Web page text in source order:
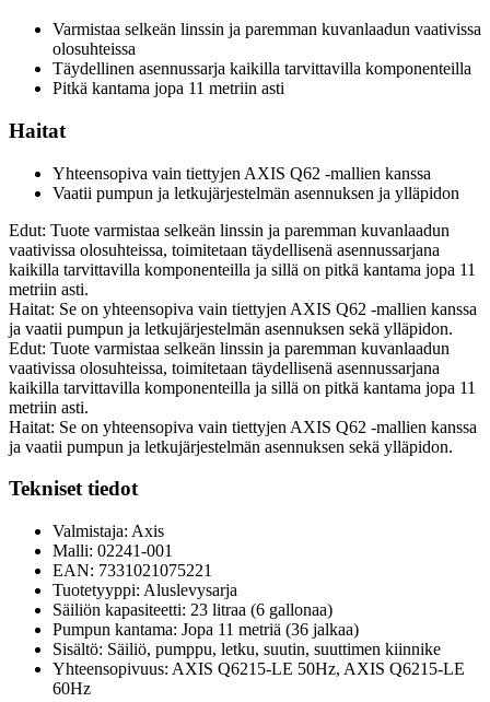
Varmistaa selkeän linssin ja paremman kuvanlaadun vaativissa
olosuhteissa
Täydellinen asennussarja kaikilla tarvittavilla komponenteilla
Pitkä kantama jopa 11 metriin asti
Haitat
Yhteensopiva vain tiettyjen AXIS Q62 -mallien kanssa
Vaatii pumpun ja letkujärjestelmän asennuksen ja ylläpidon
Edut: Tuote varmistaa selkeän linssin ja paremman kuvanlaadun
vaativissa olosuhteissa, toimitetaan täydellisenä asennussarjana
kaikilla tarvittavilla komponenteilla ja sillä on pitkä kantama jopa 11
metriin asti.
Haitat: Se on yhteensopiva vain tiettyjen AXIS Q62 -mallien kanssa
ja vaatii pumpun ja letkujärjestelmän asennuksen sekä ylläpidon.
Edut: Tuote varmistaa selkeän linssin ja paremman kuvanlaadun
vaativissa olosuhteissa, toimitetaan täydellisenä asennussarjana
kaikilla tarvittavilla komponenteilla ja sillä on pitkä kantama jopa 11
metriin asti.
Haitat: Se on yhteensopiva vain tiettyjen AXIS Q62 -mallien kanssa
ja vaatii pumpun ja letkujärjestelmän asennuksen sekä ylläpidon.
Tekniset tiedot
Valmistaja: Axis
Malli: 02241-001
EAN: 7331021075221
Tuotetyyppi: Aluslevysarja
Säiliön kapasiteetti: 23 litraa (6 gallonaa)
Pumpun kantama: Jopa 11 metriä (36 jalkaa)
Sisältö: Säiliö, pumppu, letku, suutin, suuttimen kiinnike
Yhteensopivuus: AXIS Q6215-LE 50Hz, AXIS Q6215-LE
60Hz